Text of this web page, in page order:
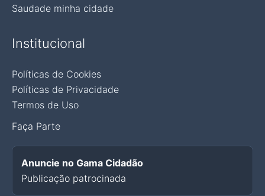
Saudade minha cidade
Institucional
Políticas de Cookies
Políticas de Privacidade
Termos de Uso
Faça Parte
Anuncie no Gama Cidadão
Publicação patrocinada